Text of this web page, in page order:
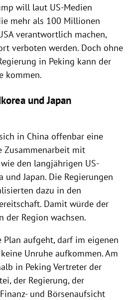
will laut US-Medien
mehr als 100 Millionen
verantwortlich machen,
verboten werden. Doch ohne
in Peking kann der
kommen.
und Japan
in China offenbar eine
Zusammenarbeit mit
den langjährigen US-
und Japan. Die Regierungen
dazu in den
Damit würde der
der Region wachsen.
Plan aufgeht, darf im eigenen
Unruhe aufkommen. Am
in Peking Vertreter der
der Regierung, der
und Börsenaufsicht